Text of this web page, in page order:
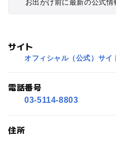
お出かけ前に最新の公式情
サイト
オフィシャル（公式）サイ
電話番号
03-5114-8803
住所